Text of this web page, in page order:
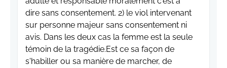
dire sans consentement. 2) le viol intervenant
sur personne majeur sans consentement ni
avis. Dans les deux cas la femme est la seule
témoin de la tragédie.Est ce sa façon de
s'habiller ou sa manière de marcher, de